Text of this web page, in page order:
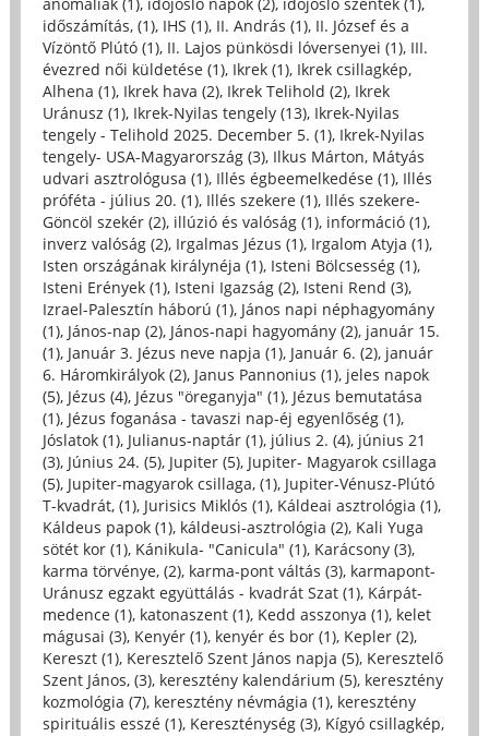
anomáliák (1), időjósló napok (2), időjósló szentek (1),
időszámítás, (1), IHS (1), II. András (1), II. József és a
Vízöntő Plútó (1), II. Lajos pünkösdi lóversenyei (1), III.
évezred női küldetése (1), Ikrek (1), Ikrek csillagkép,
Alhena (1), Ikrek hava (2), Ikrek Telihold (2), Ikrek
Uránusz (1), Ikrek-Nyilas tengely (13), Ikrek-Nyilas
tengely - Telihold 2025. December 5. (1), Ikrek-Nyilas
tengely- USA-Magyarország (3), Ilkus Márton, Mátyás
udvari asztrológusa (1), Illés égbeemelkedése (1), Illés
próféta - július 20. (1), Illés szekere (1), Illés szekere-
Göncöl szekér (2), illúzió és valóság (1), információ (1),
inverz valóság (2), Irgalmas Jézus (1), Irgalom Atyja (1),
Isten országának királynéja (1), Isteni Bölcsesség (1),
Isteni Erények (1), Isteni Igazság (2), Isteni Rend (3),
Izrael-Palesztín háború (1), János napi néphagyomány
(1), János-nap (2), János-napi hagyomány (2), január 15.
(1), Január 3. Jézus neve napja (1), Január 6. (2), január
6. Háromkirályok (2), Janus Pannonius (1), jeles napok
(5), Jézus (4), Jézus "öreganyja" (1), Jézus bemutatása
(1), Jézus foganása - tavaszi nap-éj egyenlőség (1),
Jóslatok (1), Julianus-naptár (1), július 2. (4), június 21
(3), Június 24. (5), Jupiter (5), Jupiter- Magyarok csillaga
(5), Jupiter-magyarok csillaga, (1), Jupiter-Vénusz-Plútó
T-kvadrát, (1), Jurisics Miklós (1), Káldeai asztrológia (1),
Káldeus papok (1), káldeusi-asztrológia (2), Kali Yuga
sötét kor (1), Kánikula- "Canicula" (1), Karácsony (3),
karma törvénye, (2), karma-pont váltás (3), karmapont-
Uránusz egzakt együttálás - kvadrát Szat (1), Kárpát-
medence (1), katonaszent (1), Kedd asszonya (1), kelet
mágusai (3), Kenyér (1), kenyér és bor (1), Kepler (2),
Kereszt (1), Keresztelő Szent János napja (5), Keresztelő
Szent János, (3), keresztény kalendárium (5), keresztény
kozmológia (7), keresztény névmágia (1), keresztény
spirituális esszé (1), Kereszténység (3), Kígyó csillagkép,